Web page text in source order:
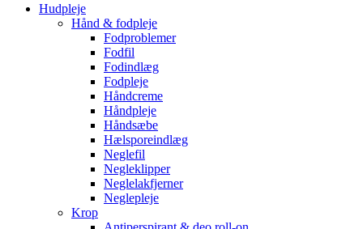
Hudpleje
Hånd & fodpleje
Fodproblemer
Fodfil
Fodindlæg
Fodpleje
Håndcreme
Håndpleje
Håndsæbe
Hælsporeindlæg
Neglefil
Negleklipper
Neglelakfjerner
Neglepleje
Krop